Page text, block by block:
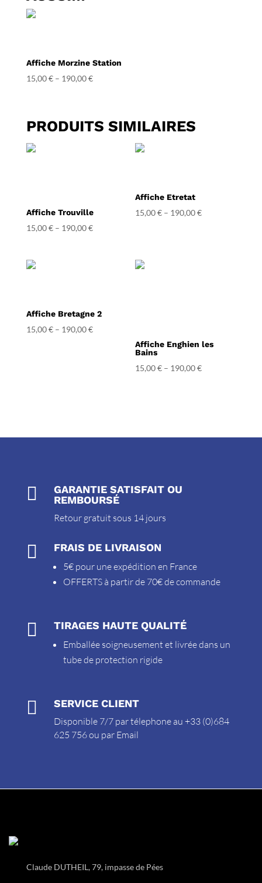
Affiche Morzine Station
15,00€– 190,00€
PRODUITS SIMILAIRES
Affiche Trouville
15,00€– 190,00€
Affiche Etretat
15,00€ – 190,00€
Affiche Bretagne 2
15,00€– 190,00€
Affiche Enghien les
Bains
15,00€ – 190,00€

GARANTIE SATISFAIT OU
REMBOURSÉ
Retour gratuit sous 14 jours
 FRAIS DE LIVRAISON
5€ pour une expédition en France
OFFERTS à partir de 70€ de commande
 TIRAGES HAUTE QUALITÉ
Emballée soigneusement et livrée dans un
tube de protection rigide
 SERVICE CLIENT
Disponible 7/7 par télephone au +33 (0)684
625 756 ou par Email
Claude DUTHEIL, 79, impasse de Pées